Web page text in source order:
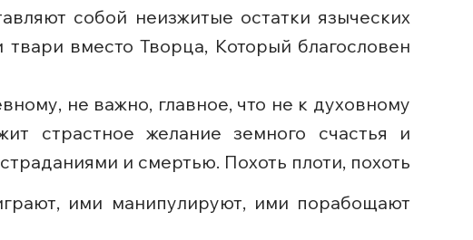
собой неизжитые остатки языческих
вместо Творца, Который благословен
не важно, главное, что не к духовному
страстное желание земного счастья и
и смертью. Похоть плоти, похоть
ими манипулируют, ими порабощают